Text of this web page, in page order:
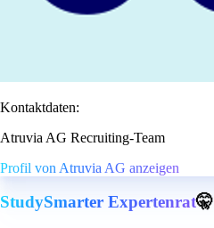
Kontaktdaten:
Atruvia AG Recruiting-Team
Profil von Atruvia AG anzeigen
StudySmarter Expertenrat🤫